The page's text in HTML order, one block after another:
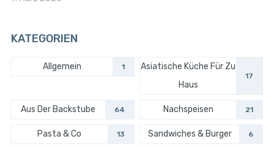
KATEGORIEN
Allgemein 1
Asiatische Küche Für Zu
Haus
17
Aus Der Backstube 64 Nachspeisen 21
Pasta & Co 13 Sandwiches & Burger 6